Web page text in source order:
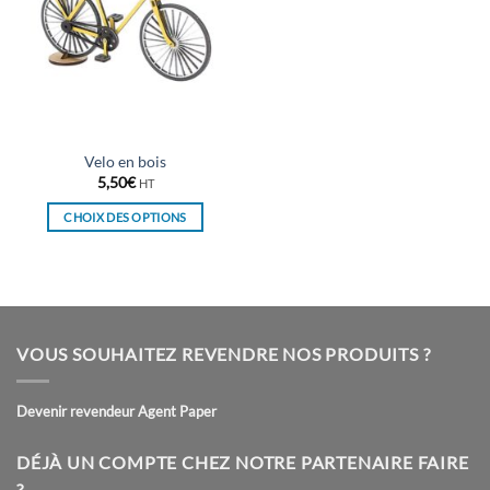
Velo en bois
5,50€ HT
CHOIX DES OPTIONS
plusieurs
Les
peuvent
sur
VOUS SOUHAITEZ REVENDRE NOS PRODUITS ?
Devenir revendeur Agent Paper
DÉJÀ UN COMPTE CHEZ NOTRE PARTENAIRE FAIRE